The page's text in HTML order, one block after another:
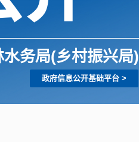
务局(乡村振兴局)
政府信息公开基础平台 >